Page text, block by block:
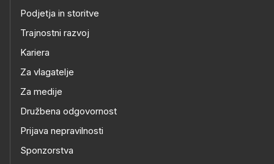
Podjetja in storitve
Trajnostni razvoj
Kariera
Za vlagatelje
Za medije
Družbena odgovornost
Prijava nepravilnosti
Sponzorstva